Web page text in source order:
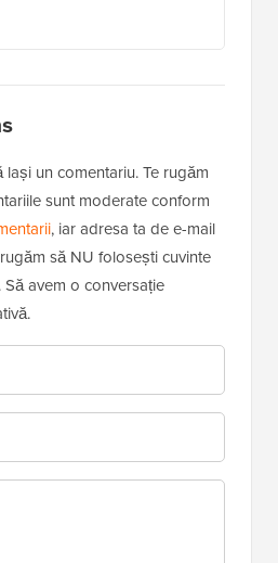
lași un comentariu. Te rugăm
sunt moderate conform
, iar adresa ta de e-mail
să NU folosești cuvinte
avem o conversație